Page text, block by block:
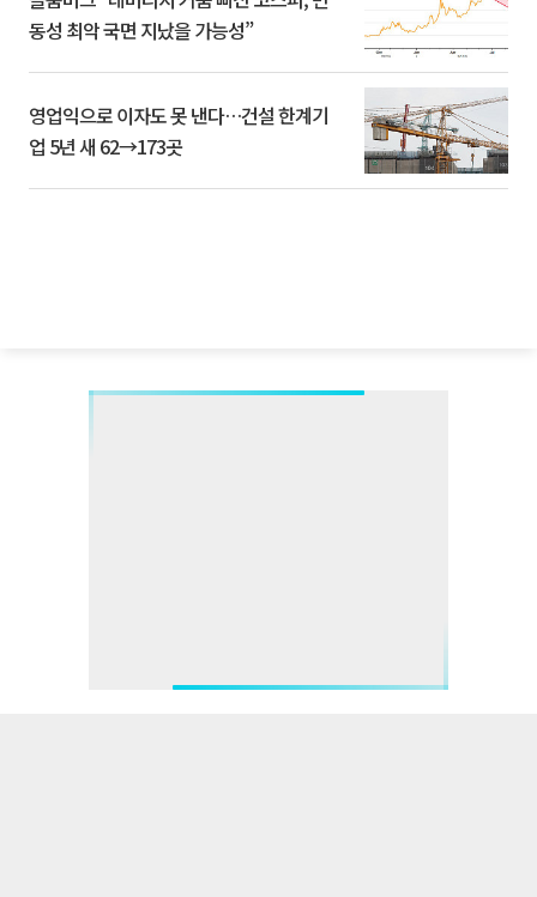
동성 최악 국면 지났을 가능성”
영업익으로 이자도 못 낸다…건설 한계기
업 5년 새 62→173곳